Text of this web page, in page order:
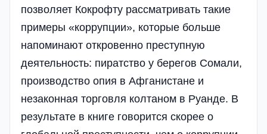
позволяет Кокрофту рассматривать такие
примеры «коррупции», которые больше
напоминают откровенно преступную
деятельность: пиратство у берегов Сомали,
производство опия в Афганистане и
незаконная торговля колтаном в Руанде. В
результате в книге говорится скорее о